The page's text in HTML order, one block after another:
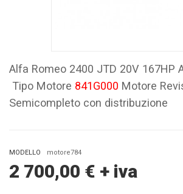
Alfa Romeo 2400 JTD 20V 167HP
Tipo Motore 841G000 Motore
Semicompleto con distribuzione
MODELLO motore784
2 700,00 € + iva